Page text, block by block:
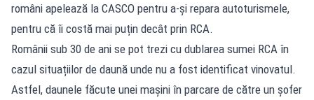
români apelează la CASCO pentru a-și repara autoturismele,
pentru că îi costă mai puțin decât prin RCA.
Românii sub 30 de ani se pot trezi cu dublarea sumei RCA în
cazul situațiilor de daună unde nu a fost identificat vinovatul.
Astfel, daunele făcute unei mașini în parcare de către un șofer